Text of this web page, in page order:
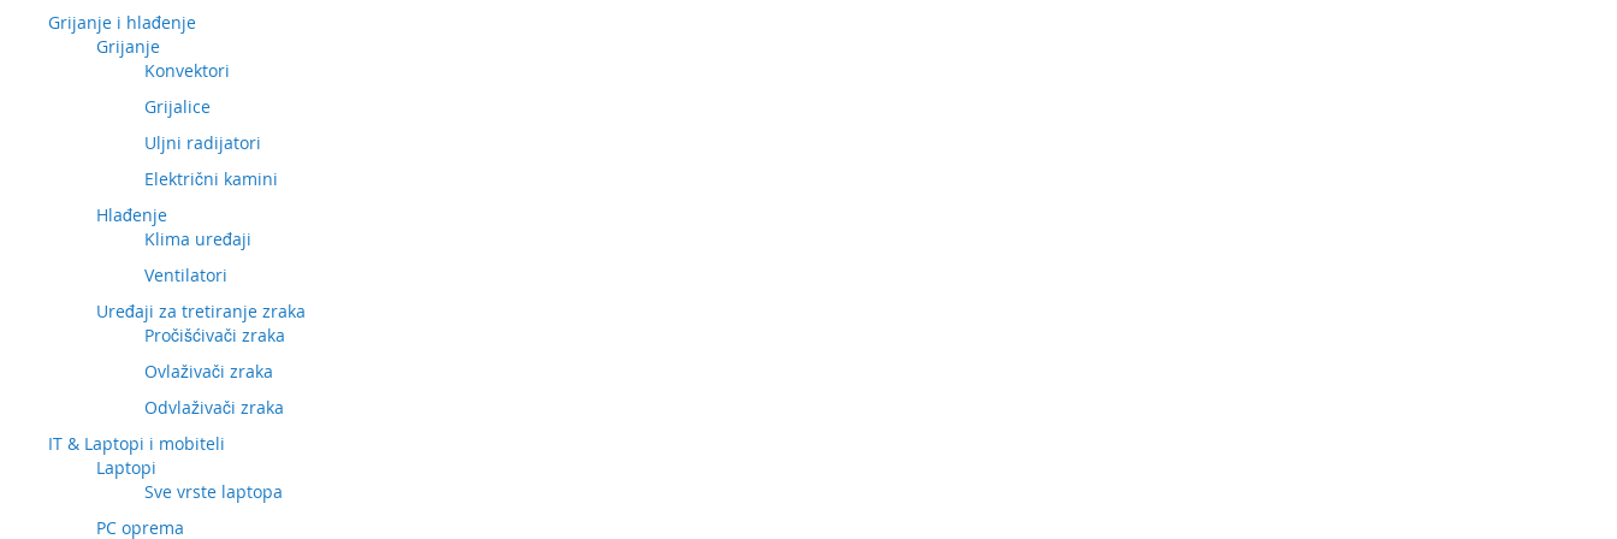
Grijanje i hlađenje
Grijanje
Konvektori
Grijalice
Uljni radijatori
Električni kamini
Hlađenje
Klima uređaji
Ventilatori
Uređaji za tretiranje zraka
Pročišćivači zraka
Ovlaživači zraka
Odvlaživači zraka
IT & Laptopi i mobiteli
Laptopi
Sve vrste laptopa
PC oprema